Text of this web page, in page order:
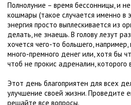
Полнолуние – время бессонницы, и
кошмары (такое случается именно в
энергия просто выплескивается из
делать, не знаешь. В голову лезут
хочется чего-то большего,
много-премного денег или, хотя бы
чтоб не прокис адреналин, которого
Этот день благоприятен для всех
улучшение своей жизни. Проведите
решайте все вопросы.